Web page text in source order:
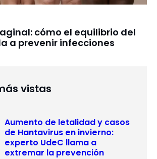
cómo el equilibrio del
a prevenir infecciones
vistas
Aumento de letalidad y casos
de Hantavirus en invierno:
experto UdeC llama a
extremar la prevención